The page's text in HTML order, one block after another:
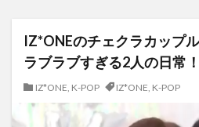
IZ*ONEのチェクラカップ
ラブラブすぎる2人の日常！
IZ*ONE, K-POP IZ*ONE, K-POP